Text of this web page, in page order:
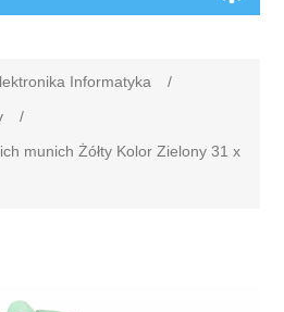
Informatyka
/
/
munich Żółty Kolor Zielony 31 x